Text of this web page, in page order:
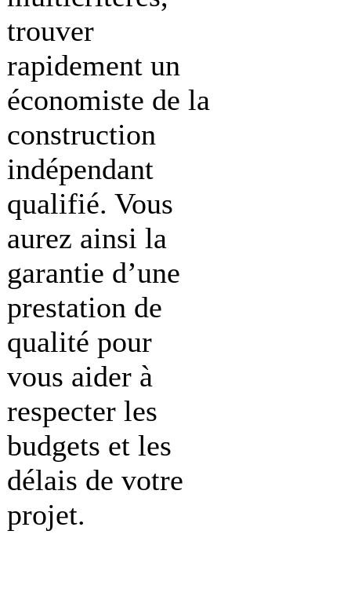
trouver
rapidement un
économiste de la
construction
indépendant
qualifié. Vous
aurez ainsi la
garantie d’une
prestation de
qualité pour
vous aider à
respecter les
budgets et les
délais de votre
projet.